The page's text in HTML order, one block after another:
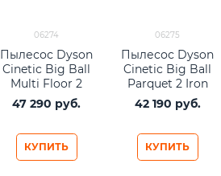
06274
Пылесос Dyson
Cinetic Big Ball
Multi Floor 2
CY26 EU Iron
Yellow
47 290 руб.
КУПИТЬ
06275
Пылесос Dyson
Cinetic Big Ball
Parquet 2 Iron
Purple
42 190 руб.
КУПИТЬ